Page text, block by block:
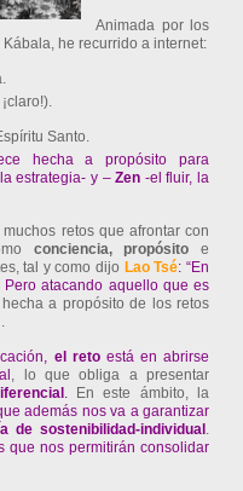
Animada por los
he recurrido a internet:
Santo.
hecha a propósito para
estrategia- y –Zen -el fluir, la
retos que afrontar con
conciencia, propósito e
tal y como dijo Lao Tsé: “En
atacando aquello que es
a propósito de los retos
el retoestá en abrirse
, lo que obliga a presentar
.
En este ámbito, la
además nos va a garantizar
de sostenibilidad-individual .
que nos permitirán consolidar